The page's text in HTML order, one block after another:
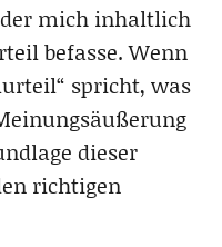
mich inhaltlich
befasse. Wenn
spricht, was
dieser
richtigen